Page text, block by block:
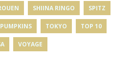
SHIINA RINGO SPITZ
TOKYO TOP 10
VOYAGE